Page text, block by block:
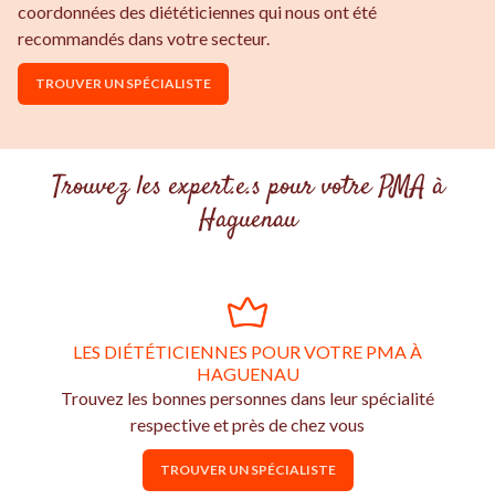
coordonnées des diététiciennes qui nous ont été
recommandés dans votre secteur.
TROUVER UN SPÉCIALISTE
Trouvez les expert.e.s pour votre PMA à
Haguenau
LES DIÉTÉTICIENNES POUR VOTRE PMA À
HAGUENAU
Trouvez les bonnes personnes dans leur spécialité
respective et près de chez vous
TROUVER UN SPÉCIALISTE